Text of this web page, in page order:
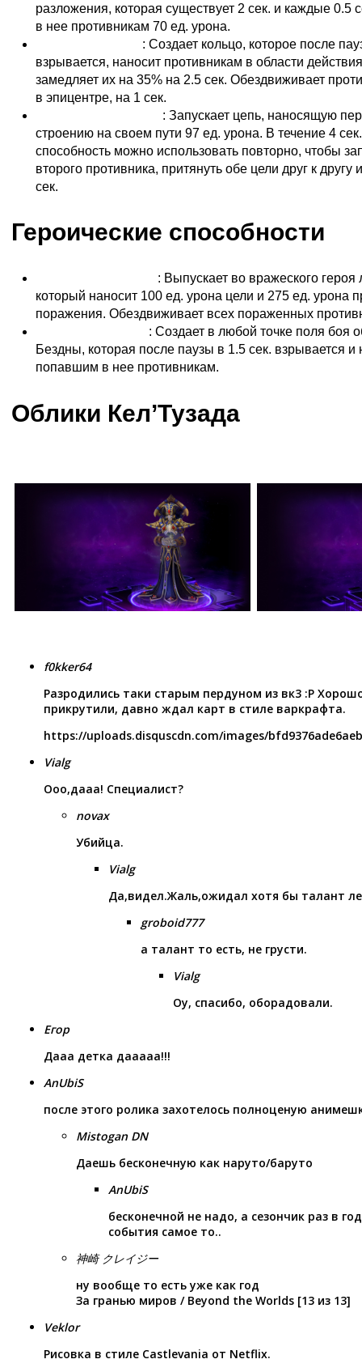
разложения, которая существует 2 сек. и каждые 0.5
в нее противникам 70 ед. урона.
: Создает кольцо, которое после
взрывается, наносит противникам в области
замедляет их на 35% на 2.5 сек. Обездвиживает
в эпицентре, на 1 сек.
: Запускает цепь, наносящую
строению на своем пути 97 ед. урона. В течение 4
способность можно использовать повторно, чтобы
второго противника, притянуть обе цели друг к другу
сек.
Героические способности
: Выпускает во вражеского героя
который наносит 100 ед. урона цели и 275 ед. урона
поражения. Обездвиживает всех пораженных
: Создает в любой точке поля боя
Бездны, которая после паузы в 1.5 сек. взрывается и
попавшим в нее противникам.
Облики Кел’Тузада
f0kker64
Разродились таки старым пердуном из вк3 :P
прикрутили, давно ждал карт в стиле варкрафта.
https://uploads.disquscdn.com/images/
Vialg
Ооо,дааа! Специалист?
novax
Убийца.
Vialg
Да,видел.Жаль,ожидал хотя бы талант
groboid777
а талант то есть, не грусти.
Vialg
Оу, спасибо, оборадовали.
Егор
Дааа детка дааааа!!!
AnUbiS
после этого ролика захотелось полноценую
Mistogan DN
Даешь бесконечную как наруто/баруто
AnUbiS
бесконечной не надо, а сезончик раз в
события самое то..
神崎 クレイジー
ну вообще то есть уже как год
За гранью миров / Beyond the Worlds [13 из 13]
Veklor
Рисовка в стиле Castlevania от Netflix.